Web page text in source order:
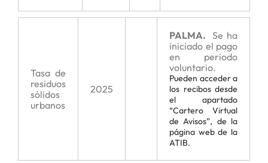
Tasa de
residuos
sólidos
urbanos
2025
PALMA. Se ha
iniciado el pago
en periodo
voluntario.
Pueden acceder a
los recibos desde
el apartado
“Cartero Virtual
de Avisos”, de la
página web de la
ATIB.